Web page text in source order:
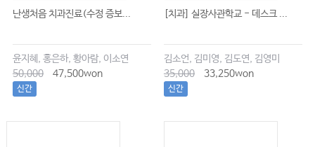
난생처음 치과진료(수정 증보...
윤지혜, 홍은하, 황아람, 이소연
50,000
47,500won
신간
[치과] 실장사관학교 - 데스크 ...
김소언, 김미영, 김도연, 김영미
35,000
33,250won
신간